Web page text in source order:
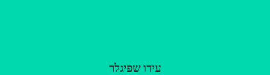
עידו שפיגלר